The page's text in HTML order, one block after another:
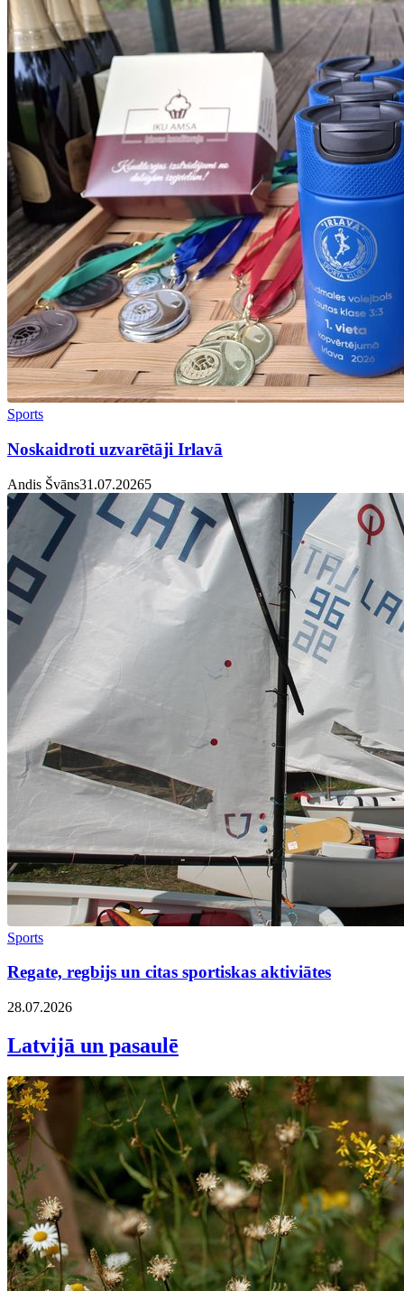
Sports
Noskaidroti uzvarētāji Irlavā
Andis Švāns31.07.20265
Sports
Regate, regbijs un citas sportiskas aktiviātes
28.07.2026
Latvijā un pasaulē